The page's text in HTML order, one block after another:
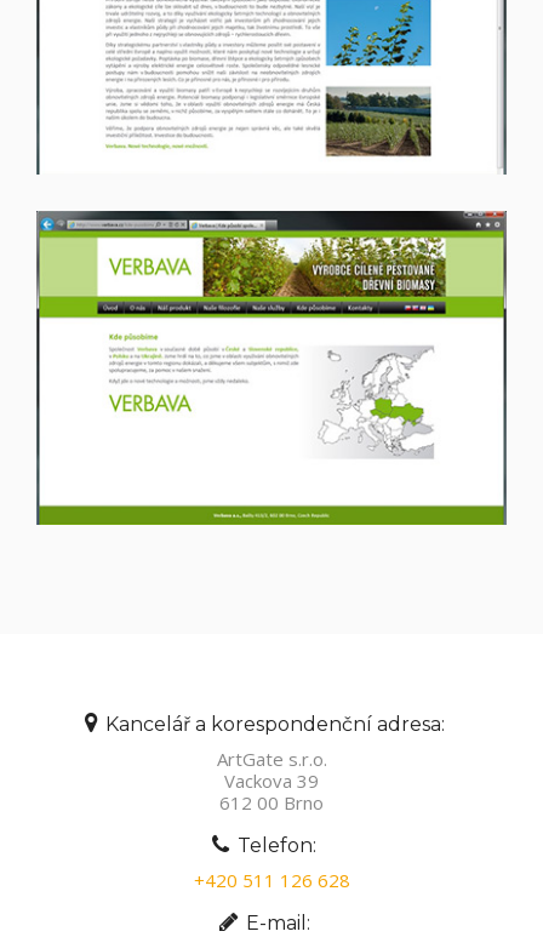
Kancelář a korespondenční adresa:
ArtGate s.r.o.
Vackova 39
612 00 Brno
Telefon:
+420 511 126 628
E-mail: